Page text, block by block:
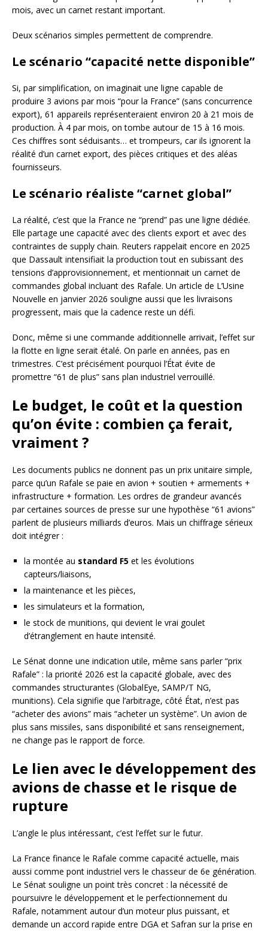
mois, avec un carnet restant important.
Deux scénarios simples permettent de comprendre.
Le scénario “capacité nette disponible”
Si, par simplification, on imaginait une ligne capable de
produire 3 avions par mois “pour la France” (sans concurrence
export), 61 appareils représenteraient environ 20 à 21 mois de
production. À 4 par mois, on tombe autour de 15 à 16 mois.
Ces chiffres sont séduisants… et trompeurs, car ils ignorent la
réalité d’un carnet export, des pièces critiques et des aléas
fournisseurs.
Le scénario réaliste “carnet global”
La réalité, c’est que la France ne “prend” pas une ligne dédiée.
Elle partage une capacité avec des clients export et avec des
contraintes de supply chain. Reuters rappelait encore en 2025
que Dassault intensifiait la production tout en subissant des
tensions d’approvisionnement, et mentionnait un carnet de
commandes global incluant des Rafale. Un article de L’Usine
Nouvelle en janvier 2026 souligne aussi que les livraisons
progressent, mais que la cadence reste un défi.
Donc, même si une commande additionnelle arrivait, l’effet sur
la flotte en ligne serait étalé. On parle en années, pas en
trimestres. C’est précisément pourquoi l’État évite de
promettre “61 de plus” sans plan industriel verrouillé.
Le budget, le coût et la question
qu’on évite : combien ça ferait,
vraiment ?
Les documents publics ne donnent pas un prix unitaire simple,
parce qu’un Rafale se paie en avion + soutien + armements +
infrastructure + formation. Les ordres de grandeur avancés
par certaines sources de presse sur une hypothèse “61 avions”
parlent de plusieurs milliards d’euros. Mais un chiffrage sérieux
doit intégrer :
la montée au standard F5 et les évolutions
capteurs/liaisons,
la maintenance et les pièces,
les simulateurs et la formation,
le stock de munitions, qui devient le vrai goulet
d’étranglement en haute intensité.
Le Sénat donne une indication utile, même sans parler “prix
Rafale” : la priorité 2026 est la capacité globale, avec des
commandes structurantes (GlobalEye, SAMP/T NG,
munitions). Cela signifie que l’arbitrage, côté État, n’est pas
“acheter des avions” mais “acheter un système”. Un avion de
plus sans missiles, sans disponibilité et sans renseignement,
ne change pas le rapport de force.
Le lien avec le développement des
avions de chasse et le risque de
rupture
L’angle le plus intéressant, c’est l’effet sur le futur.
La France finance le Rafale comme capacité actuelle, mais
aussi comme pont industriel vers le chasseur de 6e génération.
Le Sénat souligne un point très concret : la nécessité de
poursuivre le développement et le perfectionnement du
Rafale, notamment autour d’un moteur plus puissant, et
demande un accord rapide entre DGA et Safran sur la prise en